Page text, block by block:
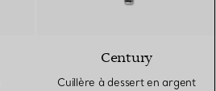
Century
Cuillère à dessert en argent